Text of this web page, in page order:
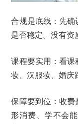
合规是底线：先
是否稳定。没有资
课程要实用：看课
妆、汉服妆、婚庆
保障要到位：收费
形消费、学不会